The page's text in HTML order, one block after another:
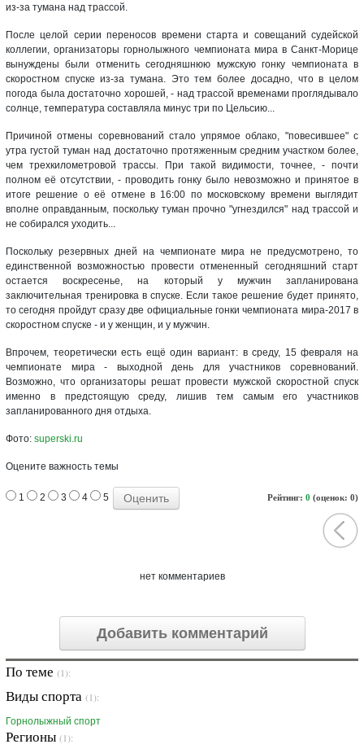
из-за тумана над трассой.
После целой серии переносов времени старта и совещаний судейской
коллегии, организаторы горнолыжного чемпионата мира в Санкт-Морице
вынуждены были отменить сегодняшнюю мужскую гонку чемпионата в
скоростном спуске из-за тумана. Это тем более досадно, что в целом
погода была достаточно хорошей, - над трассой временами проглядывало
солнце, температура составляла минус три по Цельсию...
Причиной отмены соревнований стало упрямое облако, "повесившее" с
утра густой туман над достаточно протяженным средним участком более,
чем трехкилометровой трассы. При такой видимости, точнее, - почти
полном её отсутствии, - проводить гонку было невозможно и принятое в
итоге решение о её отмене в 16:00 по московскому времени выглядит
вполне оправданным, поскольку туман прочно "угнездился" над трассой и
не собирался уходить...
Поскольку резервных дней на чемпионате мира не предусмотрено, то
единственной возможностью провести отмененный сегодняшний старт
остается воскресенье, на который у мужчин запланирована
заключительная тренировка в спуске. Если такое решение будет принято,
то сегодня пройдут сразу две официальные гонки чемпионата мира-2017 в
скоростном спуске - и у женщин, и у мужчин.
Впрочем, теоретически есть ещё один вариант: в среду, 15 февраля на
чемпионате мира - выходной день для участников соревнований.
Возможно, что организаторы решат провести мужской скоростной спуск
именно в предстоящую среду, лишив тем самым его участников
запланированного дня отдыха.
Фото: superski.ru
Оцените важность темы
Рейтинг: 0 (оценок: 0)
1 2 3 4 5
нет комментариев
Добавить комментарий
По теме (1):
Виды спорта (1):
Горнолыжный спорт
Регионы (1):